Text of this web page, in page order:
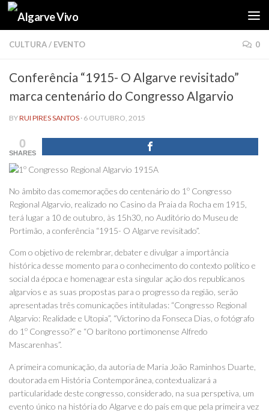
Skip to content
CULTURA/ EVENTO 0
Conferência “1915- O Algarve revisitado”
marca centenário do Congresso Algarvio
BYRUI PIRES SANTOS · 6 OUTUBRO, 2015
0
SHARES
No âmbito das comemorações do centenário do 1º Congresso
Regional Algarvio, realizado no Casino da Praia da Rocha em 1915,
terá lugar a 10 de outubro, às 15h30, no Auditório do Museu de
Portimão, a conferência “1915- O Algarve revisitado”.
Com o objetivo de relembrar, debater e divulgar a importância
histórica desse momento para o conhecimento do contexto político e
social da época e homenagear esta singular ação dos republicanos
algarvios e as suas propostas para o progresso da região, serão
apresentadas três comunicações intituladas: “Congresso Regional
Algarvio: Realidade e Utopia”, “Victorino da Fonseca Dias, o fotógrafo
do 1º Congresso?” e “O barítono portimonense Alfredo
Mascarenhas”.
A primeira comunicação, da autoria de Maria João Raminhos Duarte,
doutorada em História Contemporânea, contextualizará a
particularidade deste congresso, considerado, na sua perspetiva, um
evento único na história do Algarve e do país em que pela primeira vez